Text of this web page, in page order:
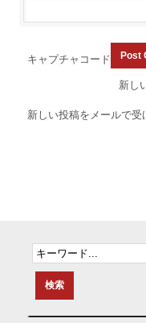
キャプチャコード
新し
新しい投稿をメールで受